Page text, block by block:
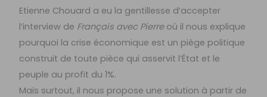
Etienne Chouard a eu la gentillesse d’accepter
l’interview de Français avec Pierreoù il nous explique
pourquoi la crise économique est un piège politique
construit de toute pièce qui asservit l’État et le
peuple au profit du 1%.
Mais surtout, il nous propose une solution à partir de